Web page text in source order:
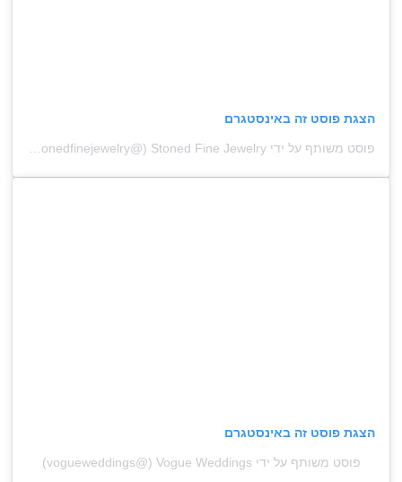
הצגת פוסט זה באינסטגרם
פוסט משותף על ידי ‏‎Stoned Fine Jewelry‎‏ (@‏‎stonedfinejewelry‎‏)
הצגת פוסט זה באינסטגרם
פוסט משותף על ידי ‏‎Vogue Weddings‎‏ (@‏‎vogueweddings‎‏)